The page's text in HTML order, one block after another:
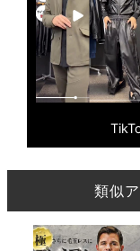
類似